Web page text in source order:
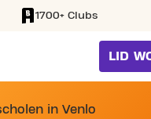
1700+ Clubs
LID
in Venlo